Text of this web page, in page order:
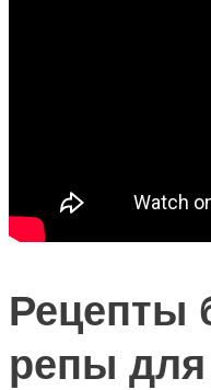
Рецепты
репы для